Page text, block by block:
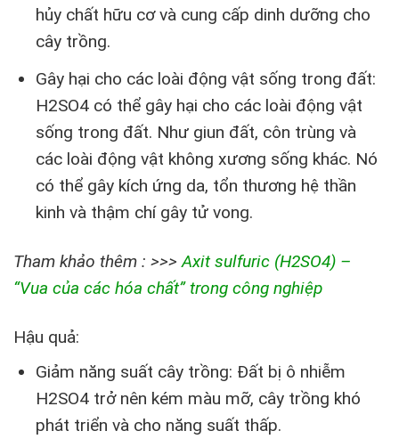
hủy chất hữu cơ và cung cấp dinh dưỡng cho
cây trồng.
Gây hại cho các loài động vật sống trong đất:
H2SO4 có thể gây hại cho các loài động vật
sống trong đất. Như giun đất, côn trùng và
các loài động vật không xương sống khác. Nó
có thể gây kích ứng da, tổn thương hệ thần
kinh và thậm chí gây tử vong.
Tham khảo thêm : >>>Axit sulfuric (H2SO4) –
“Vua của các hóa chất” trong công nghiệp
Hậu quả:
Giảm năng suất cây trồng: Đất bị ô nhiễm
H2SO4 trở nên kém màu mỡ, cây trồng khó
phát triển và cho năng suất thấp.